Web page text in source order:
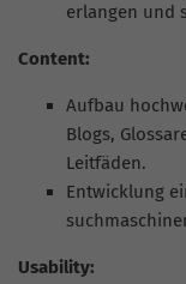
erlangen und
Content:
Aufbau
Blogs,
Leitfäden.
Entwicklung
Usability: